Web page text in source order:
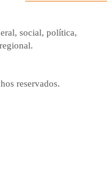
social, política,
reservados.